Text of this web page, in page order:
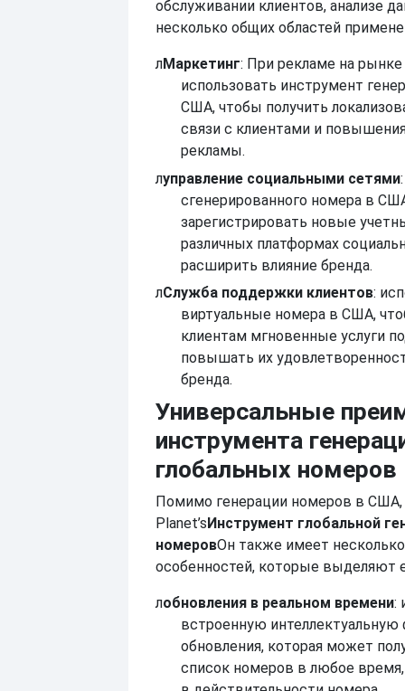
обслуживании клиентов, анализе
несколько общих областей
лМаркетинг: При рекламе на
использовать инструмент
США, чтобы получить
связи с клиентами и
рекламы.
луправление социальными сетями
сгенерированного номера в
зарегистрировать новые
различных платформах
расширить влияние бренда.
лСлужба поддержки клиентов:
виртуальные номера в США,
клиентам мгновенные услуги
повышать их
бренда.
Универсальные
инструмента
глобальных номеров
Помимо генерации номеров в США,
Planet’sИнструмент глобальной
номеровОн также имеет
особенностей, которые выделяют
лобновления в реальном времени:
встроенную
обновления, которая может
список номеров в любое